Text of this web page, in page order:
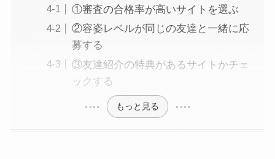
①審査の合格率が高いサイトを選ぶ
②容姿レベルが同じの友達と一緒に応
募する
③友達紹介の特典があるサイトかチェ
ックする
もっと見る